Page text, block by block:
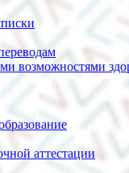
возможностями
аттестации